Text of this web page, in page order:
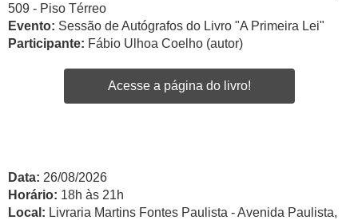
509 - Piso Térreo
Evento: Sessão de Autógrafos do Livro "A Primeira Lei"
Participante: Fábio Ulhoa Coelho (autor)
Acesse a página do livro!
Data: 26/08/2026
Horário: 18h às 21h
Local: Livraria Martins Fontes Paulista - Avenida Paulista,